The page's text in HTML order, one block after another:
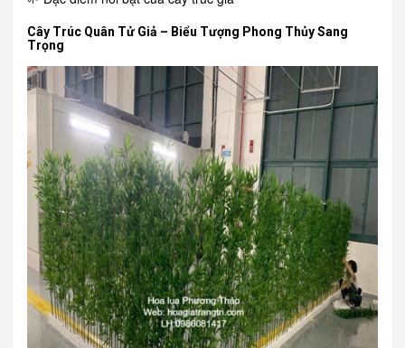
Cây Trúc Quân Tử Giả – Biểu Tượng Phong Thủy Sang
Trọng